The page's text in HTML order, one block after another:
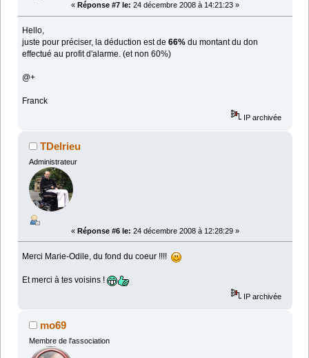
« Réponse #7 le: 24 décembre 2008 à 14:21:23 »
Hello,
juste pour préciser, la déduction est de66% du montant du don
effectué au profit d'alarme. (et non 60%)
@+
Franck
IP archivée
TDelrieu
Administrateur
« Réponse #6 le: 24 décembre 2008 à 12:28:29 »
Merci Marie-Odile, du fond du coeur !!!!
Et merci à tes voisins !
IP archivée
mo69
Membre de l'association